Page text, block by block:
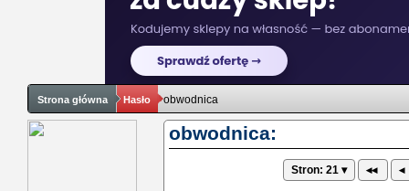
Strona główna Hasło obwodnica
obwodnica:
Stron: 21 ▾ ◂◂ ◂